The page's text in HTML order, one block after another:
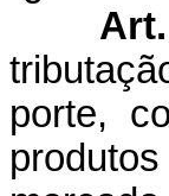
porte,